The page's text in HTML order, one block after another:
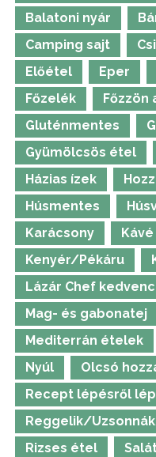
Balatoni nyár
Camping sajt
Előétel
Eper
Főzelék
Főzzön
Gluténmentes
Gyümölcsös étel
Házias ízek
Húsmentes
Karácsony
Kávé
Kenyér/Pékáru
Lázár Chef
Mag- és gabonatej
Mediterrán ételek
Nyúl
Olcsó
Recept lépésről
Reggelik/
Rizses étel